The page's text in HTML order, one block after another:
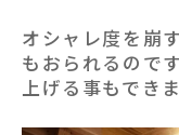
オシャレ度を崩
もおられるので
上げる事もできま